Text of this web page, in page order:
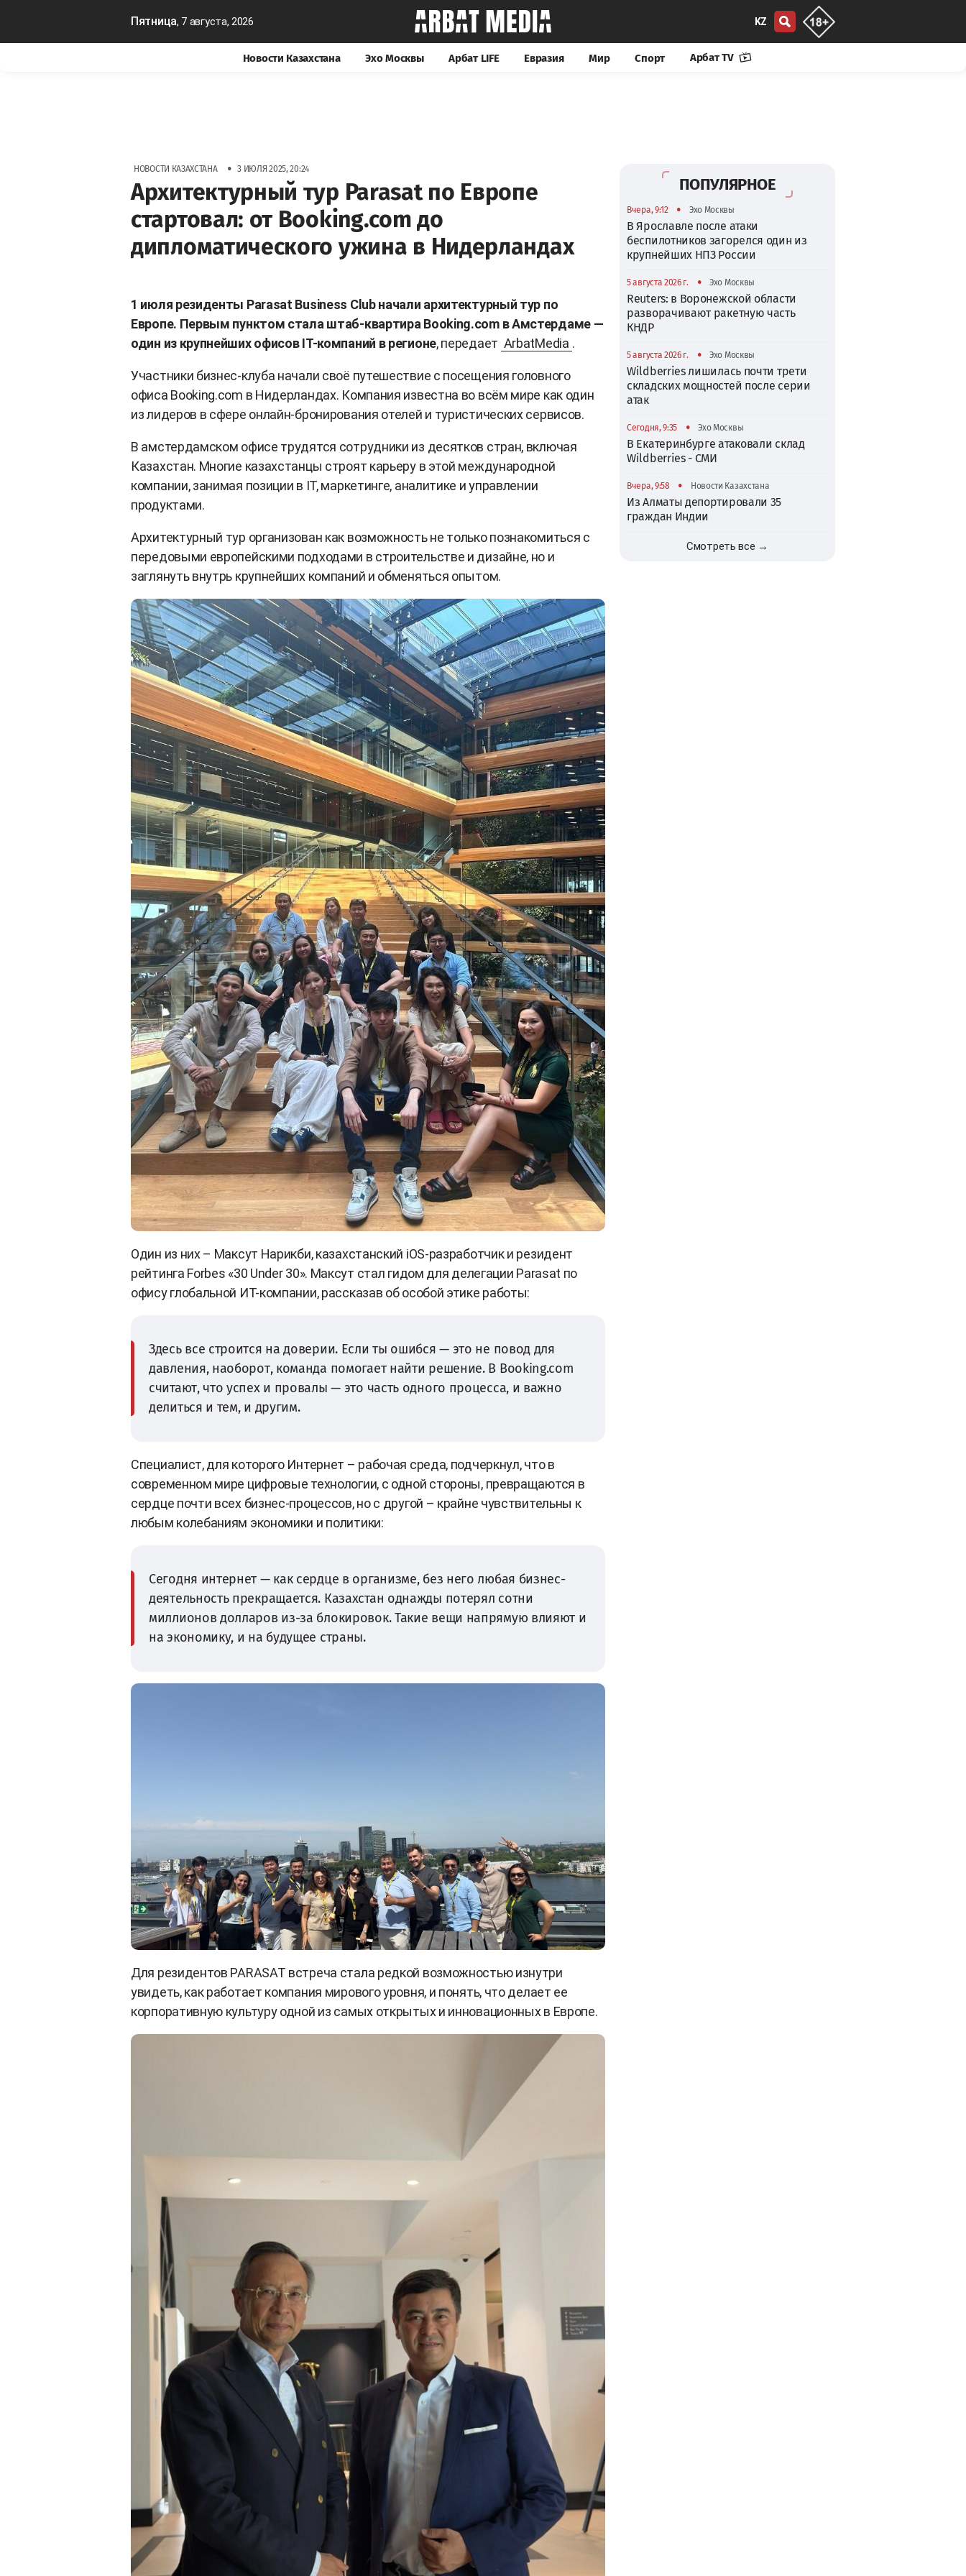
Пятница, 7 августа, 2026 KZ
Новости Казахстана Эхо Москвы Арбат LIFE Евразия Мир Спорт Арбат TV
НОВОСТИ КАЗАХСТАНА • 3 ИЮЛЯ 2025, 20:24
Архитектурный тур Parasat по Европе
стартовал: от Booking.com до
дипломатического ужина в Нидерландах
1 июля резиденты Parasat Business Club начали архитектурный тур по
Европе. Первым пунктом стала штаб-квартира Booking.com в Амстердаме —
один из крупнейших офисов IT-компаний в регионе, передает ArbatMedia .
Участники бизнес-клуба начали своё путешествие с посещения головного
офиса Booking.com в Нидерландах. Компания известна во всём мире как один
из лидеров в сфере онлайн-бронирования отелей и туристических сервисов.
В амстердамском офисе трудятся сотрудники из десятков стран, включая
Казахстан. Многие казахстанцы строят карьеру в этой международной
компании, занимая позиции в IT, маркетинге, аналитике и управлении
продуктами.
Архитектурный тур организован как возможность не только познакомиться с
передовыми европейскими подходами в строительстве и дизайне, но и
заглянуть внутрь крупнейших компаний и обменяться опытом.
Один из них – Максут Нарикби, казахстанский iOS-разработчик и резидент
рейтинга Forbes «30 Under 30». Максут стал гидом для делегации Parasat по
офису глобальной ИТ-компании, рассказав об особой этике работы:
Здесь все строится на доверии. Если ты ошибся — это не повод для
давления, наоборот, команда помогает найти решение. В Booking.com
считают, что успех и провалы — это часть одного процесса, и важно
делиться и тем, и другим.
Специалист, для которого Интернет – рабочая среда, подчеркнул, что в
современном мире цифровые технологии, с одной стороны, превращаются в
сердце почти всех бизнес-процессов, но с другой – крайне чувствительны к
любым колебаниям экономики и политики:
Сегодня интернет — как сердце в организме, без него любая бизнес-
деятельность прекращается. Казахстан однажды потерял сотни
миллионов долларов из-за блокировок. Такие вещи напрямую влияют и
на экономику, и на будущее страны.
Для резидентов PARASAT встреча стала редкой возможностью изнутри
увидеть, как работает компания мирового уровня, и понять, что делает ее
корпоративную культуру одной из самых открытых и инновационных в Европе.
ПОПУЛЯРНОЕ
Вчера, 9:12 • Эхо Москвы
В Ярославле после атаки
беспилотников загорелся один из
крупнейших НПЗ России
5 августа 2026 г. • Эхо Москвы
Reuters: в Воронежской области
разворачивают ракетную часть
КНДР
5 августа 2026 г. • Эхо Москвы
Wildberries лишилась почти трети
складских мощностей после серии
атак
Сегодня, 9:35 • Эхо Москвы
В Екатеринбурге атаковали склад
Wildberries - СМИ
Вчера, 9:58 • Новости Казахстана
Из Алматы депортировали 35
граждан Индии
Смотреть все →